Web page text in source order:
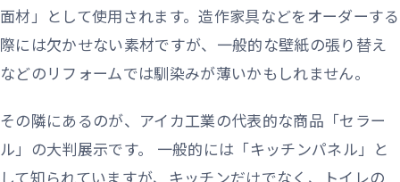
面材」として使用されます。造作家具などをオーダーする
際には欠かせない素材ですが、一般的な壁紙の張り替え
などのリフォームでは馴染みが薄いかもしれません。
その隣にあるのが、アイカ工業の代表的な商品「セラー
ル」の大判展示です。 一般的には「キッチンパネル」と
して知られていますが、キッチンだけでなく、トイレの